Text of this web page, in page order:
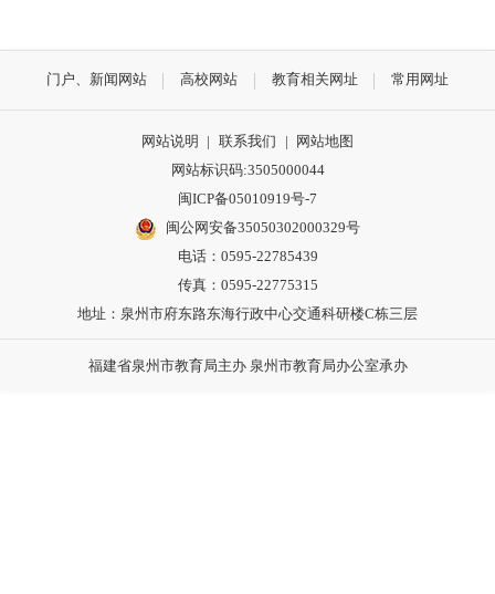
门户、新闻网站 高校网站 教育相关网址 常用网址
网站说明 | 联系我们 |
网站地图
网站标识码:3505000044
闽ICP备05010919号-7
闽公网安备35050302000329号
电话：0595-22785439
传真：0595-22775315
地址：泉州市府东路东海行政中心交通科研楼C栋三层
福建省泉州市教育局主办 泉州市教育局办公室承办